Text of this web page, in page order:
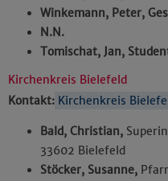
Winkemann, Peter,
N.N.
Tomischat, Jan,
Kirchenkreis Bielefeld
Kontakt: Kirchenkreis
Bald, Christian,
33602 Bielefeld
Stöcker, Susanne,